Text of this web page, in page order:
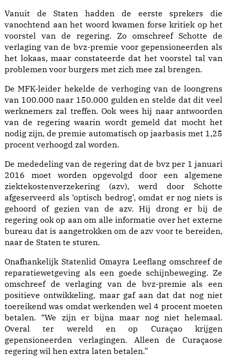
Vanuit de Staten hadden de eerste sprekers die
vanochtend aan het woord kwamen forse kritiek op het
voorstel van de regering. Zo omschreef Schotte de
verlaging van de bvz-premie voor gepensioneerden als
het lokaas, maar constateerde dat het voorstel tal van
problemen voor burgers met zich mee zal brengen.
De MFK-leider hekelde de verhoging van de loongrens
van 100.000 naar 150.000 gulden en stelde dat dit veel
werknemers zal treffen. Ook wees hij naar antwoorden
van de regering waarin wordt gemeld dat mocht het
nodig zijn, de premie automatisch op jaarbasis met 1,25
procent verhoogd zal worden.
De mededeling van de regering dat de bvz per 1 januari
2016 moet worden opgevolgd door een algemene
ziektekostenverzekering (azv), werd door Schotte
afgeserveerd als ‘optisch bedrog’, omdat er nog niets is
gehoord of gezien van de azv. Hij drong er bij de
regering ook op aan om alle informatie over het externe
bureau dat is aangetrokken om de azv voor te bereiden,
naar de Staten te sturen.
Onafhankelijk Statenlid Omayra Leeflang omschreef de
reparatiewetgeving als een goede schijnbeweging. Ze
omschreef de verlaging van de bvz-premie als een
positieve ontwikkeling, maar gaf aan dat dat nog niet
toereikend was omdat werkenden wel 4 procent moeten
betalen. “We zijn er bijna maar nog niet helemaal.
Overal ter wereld en op Curaçao krijgen
gepensioneerden verlagingen. Alleen de Curaçaose
regering wil hen extra laten betalen.”